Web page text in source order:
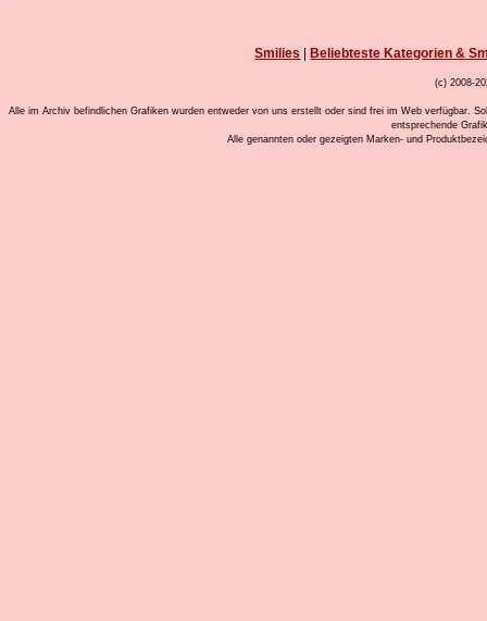
Smilies Beliebteste Kategorien &
(c) 2008-
Alle im Archiv befindlichen Grafiken wurden entweder von uns erstellt oder sind frei im Web verfügbar.
entsprechende
Alle genannten oder gezeigten Marken- und